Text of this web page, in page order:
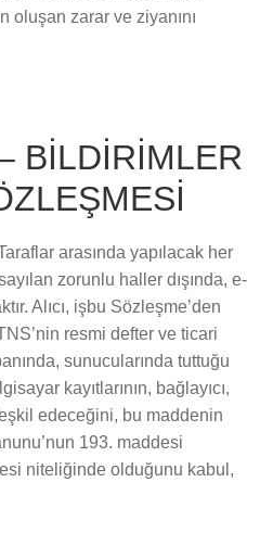
oluşan zarar ve ziyanını
BİLDİRİMLER
arasında yapılacak her
zorunlu haller dışında, e-
Alıcı, işbu Sözleşme’den
resmi defter ve ticari
sunucularında tuttuğu
kayıtlarının, bağlayıcı,
edeceğini, bu maddenin
193. maddesi
niteliğinde olduğunu kabul,